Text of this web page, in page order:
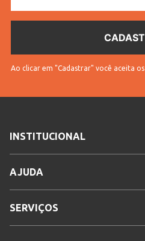
Ao clicar em "Cadastrar" você aceita os
INSTITUCIONAL
AJUDA
SERVIÇOS